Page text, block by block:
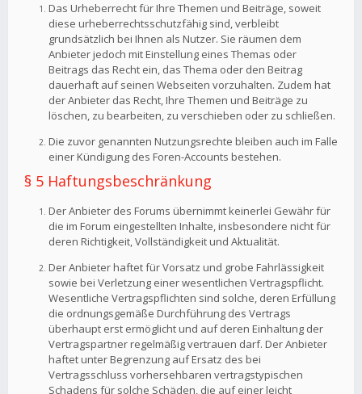
Das Urheberrecht für Ihre Themen und Beiträge, soweit
diese urheberrechtsschutzfähig sind, verbleibt
grundsätzlich bei Ihnen als Nutzer. Sie räumen dem
Anbieter jedoch mit Einstellung eines Themas oder
Beitrags das Recht ein, das Thema oder den Beitrag
dauerhaft auf seinen Webseiten vorzuhalten. Zudem hat
der Anbieter das Recht, Ihre Themen und Beiträge zu
löschen, zu bearbeiten, zu verschieben oder zu schließen.
Die zuvor genannten Nutzungsrechte bleiben auch im Falle
einer Kündigung des Foren-Accounts bestehen.
§ 5 Haftungsbeschränkung
Der Anbieter des Forums übernimmt keinerlei Gewähr für
die im Forum eingestellten Inhalte, insbesondere nicht für
deren Richtigkeit, Vollständigkeit und Aktualität.
Der Anbieter haftet für Vorsatz und grobe Fahrlässigkeit
sowie bei Verletzung einer wesentlichen Vertragspflicht.
Wesentliche Vertragspflichten sind solche, deren Erfüllung
die ordnungsgemäße Durchführung des Vertrags
überhaupt erst ermöglicht und auf deren Einhaltung der
Vertragspartner regelmäßig vertrauen darf. Der Anbieter
haftet unter Begrenzung auf Ersatz des bei
Vertragsschluss vorhersehbaren vertragstypischen
Schadens für solche Schäden, die auf einer leicht